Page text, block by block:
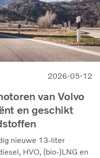
2026-05-12
van Volvo
en geschikt
nieuwe 13-liter
HVO, (bio-)LNG en